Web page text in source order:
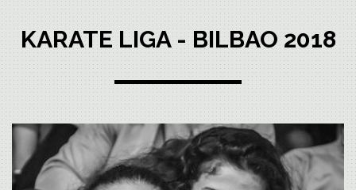
KARATE LIGA - BILBAO 2018